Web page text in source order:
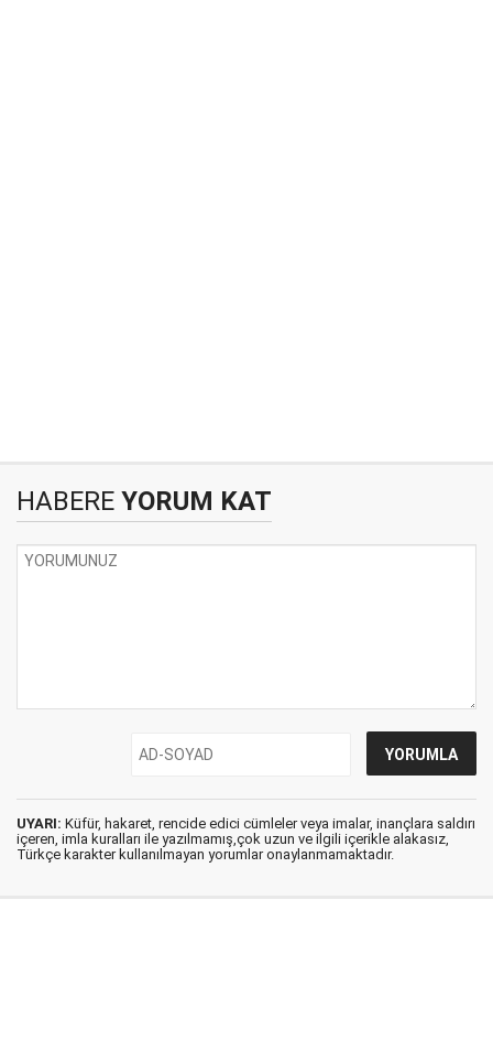
HABERE YORUM KAT
UYARI: Küfür, hakaret, rencide edici cümleler veya imalar, inançlara saldırı
içeren, imla kuralları ile yazılmamış,çok uzun ve ilgili içerikle alakasız,
Türkçe karakter kullanılmayan yorumlar onaylanmamaktadır.